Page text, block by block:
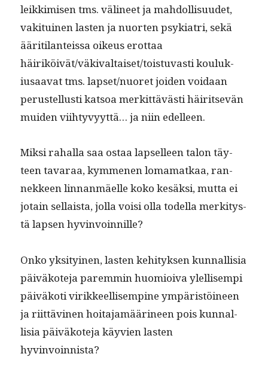
leikkimisen tms. väli­neet ja mah­dol­lisu­udet,
vak­i­tu­inen las­ten ja nuorten psyki­a­tri, sekä
ääri­ti­lanteis­sa oikeus erot­taa
häiriköivät/väkivaltaiset/toistuvasti kouluk­
iusaa­vat tms. lapset/nuoret joiden voidaan
perustel­lusti kat­soa merkit­tävästi häir­it­sevän
muiden viihtyvyyt­tä… ja niin edelleen.
Mik­si rahal­la saa ostaa lapselleen talon täy­
teen tavaraa, kymme­nen loma­matkaa, ran­
nek­keen lin­nan­mäelle koko kesäk­si, mut­ta ei
jotain sel­l­aista, jol­la voisi olla todel­la merk­i­tys­
tä lapsen hyvinvoinnille?
Onko yksi­tyi­nen, las­ten kehi­tyk­sen kun­nal­lisia
päiväkote­ja parem­min huomioi­va ylel­lisem­pi
päiväkoti virik­keel­lisempine ympäristöi­neen
ja riit­tävi­nen hoita­jamääri­neen pois kun­nal­
lisia päiväkote­ja käyvien las­ten
hyvinvoinnista?